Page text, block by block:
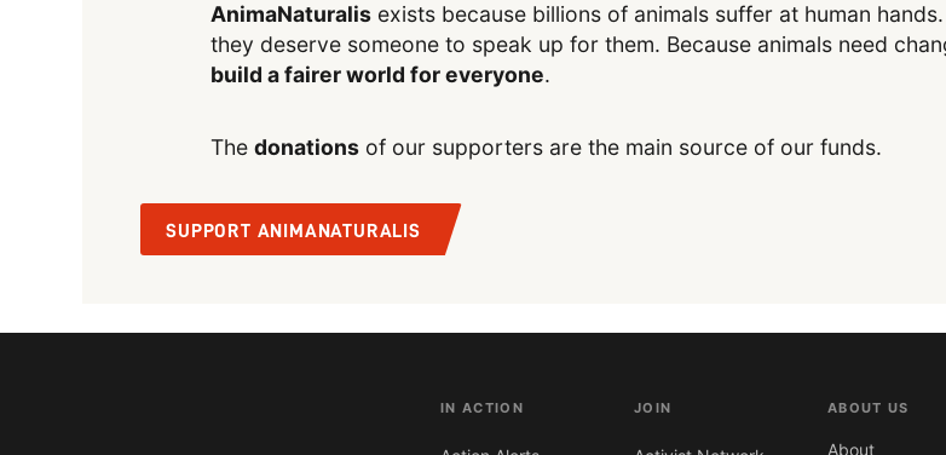
AnimaNaturalisexists because billions of animals suffer at human
they deserve someone to speak up for them. Because animals need
build a fairer world for everyone.
The donationsof our supporters are the main source of our funds.
SUPPORT ANIMANATURALIS
IN ACTION JOIN ABOUT US
About